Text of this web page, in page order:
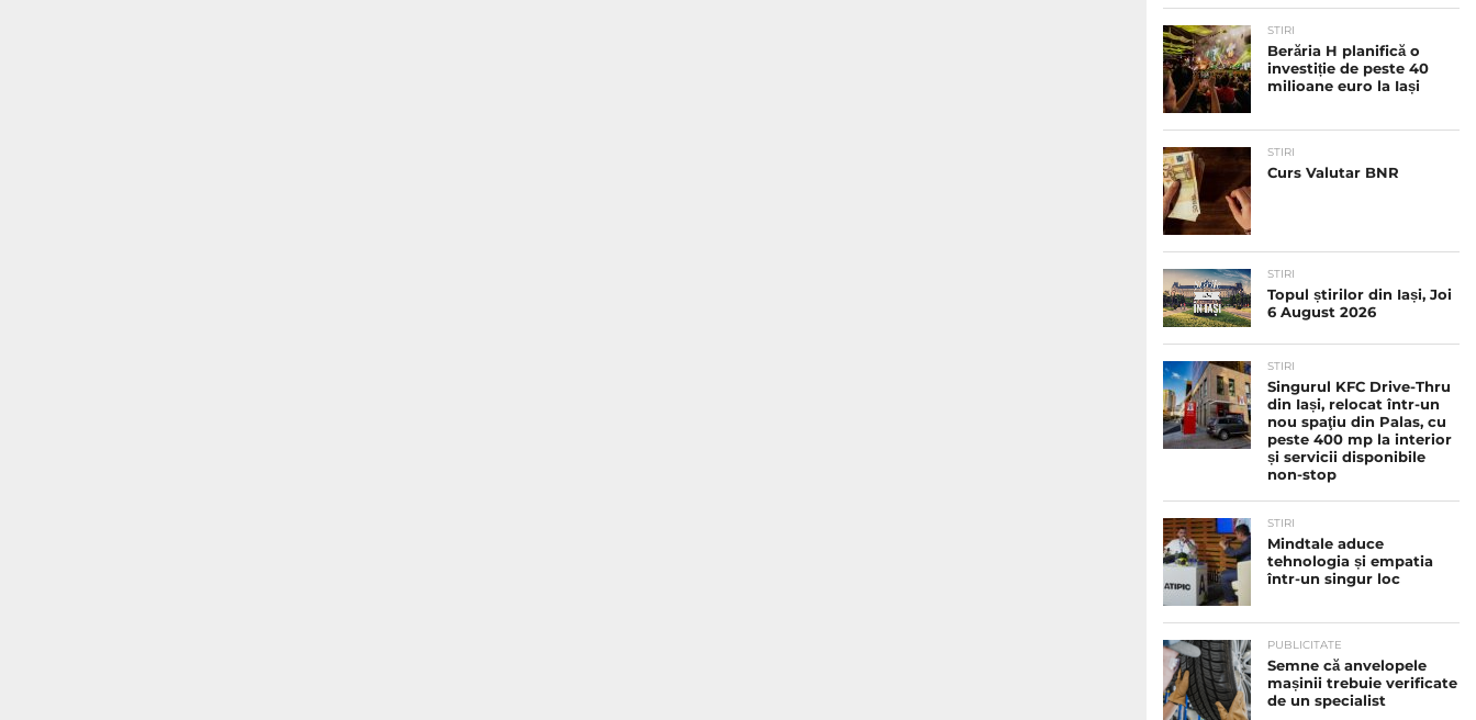
STIRI
Berăria H planifică o
investiție de peste 40
milioane euro la Iași
STIRI
Curs Valutar BNR
STIRI
Topul știrilor din Iași, Joi
6 August 2026
STIRI
Singurul KFC Drive-Thru
din Iași, relocat într-un
nou spaţiu din Palas, cu
peste 400 mp la interior
și servicii disponibile
non-stop
STIRI
Mindtale aduce
tehnologia și empatia
într-un singur loc
PUBLICITATE
Semne că anvelopele
mașinii trebuie verificate
de un specialist